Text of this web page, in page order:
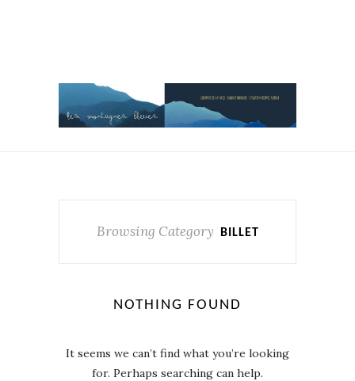
Browsing Category BILLET
NOTHING FOUND
It seems we can’t find what you’re looking
for. Perhaps searching can help.